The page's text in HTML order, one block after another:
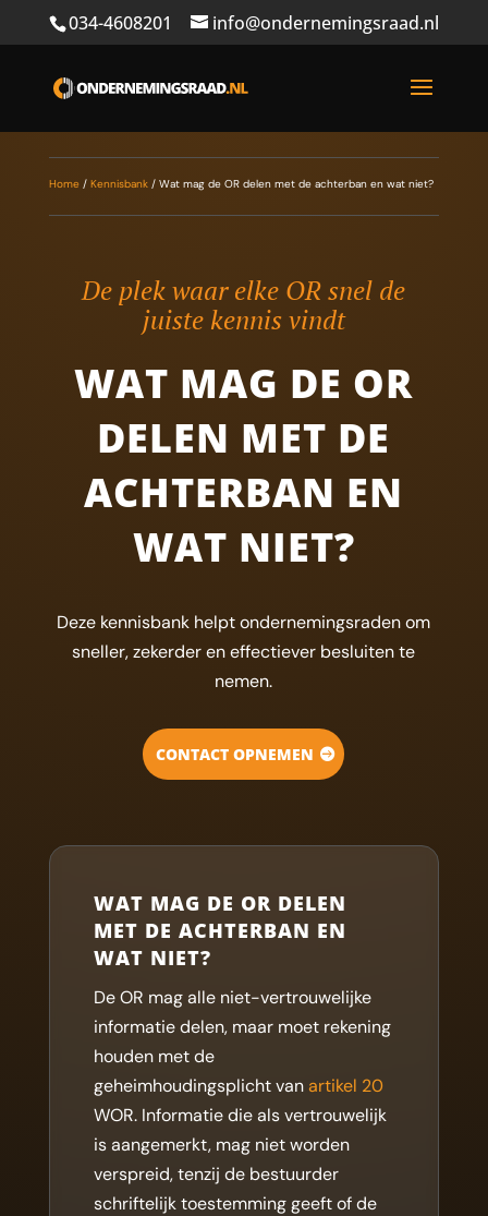
034-4608201 info@ondernemingsraad.nl
Home/ Kennisbank/ Wat mag de OR delen met de achterban en wat niet?
De plek waar elke OR snel de
juiste kennis vindt
WAT MAG DE OR
DELEN MET DE
ACHTERBAN EN
WAT NIET?
Deze kennisbank helpt ondernemingsraden om
sneller, zekerder en effectiever besluiten te
nemen.
CONTACT OPNEMEN
WAT MAG DE OR DELEN
MET DE ACHTERBAN EN
WAT NIET?
De OR mag alle niet-vertrouwelijke
informatie delen, maar moet rekening
houden met de
geheimhoudingsplicht vanartikel 20
WOR. Informatie die als vertrouwelijk
is aangemerkt, mag niet worden
verspreid, tenzij de bestuurder
schriftelijk toestemming geeft of de